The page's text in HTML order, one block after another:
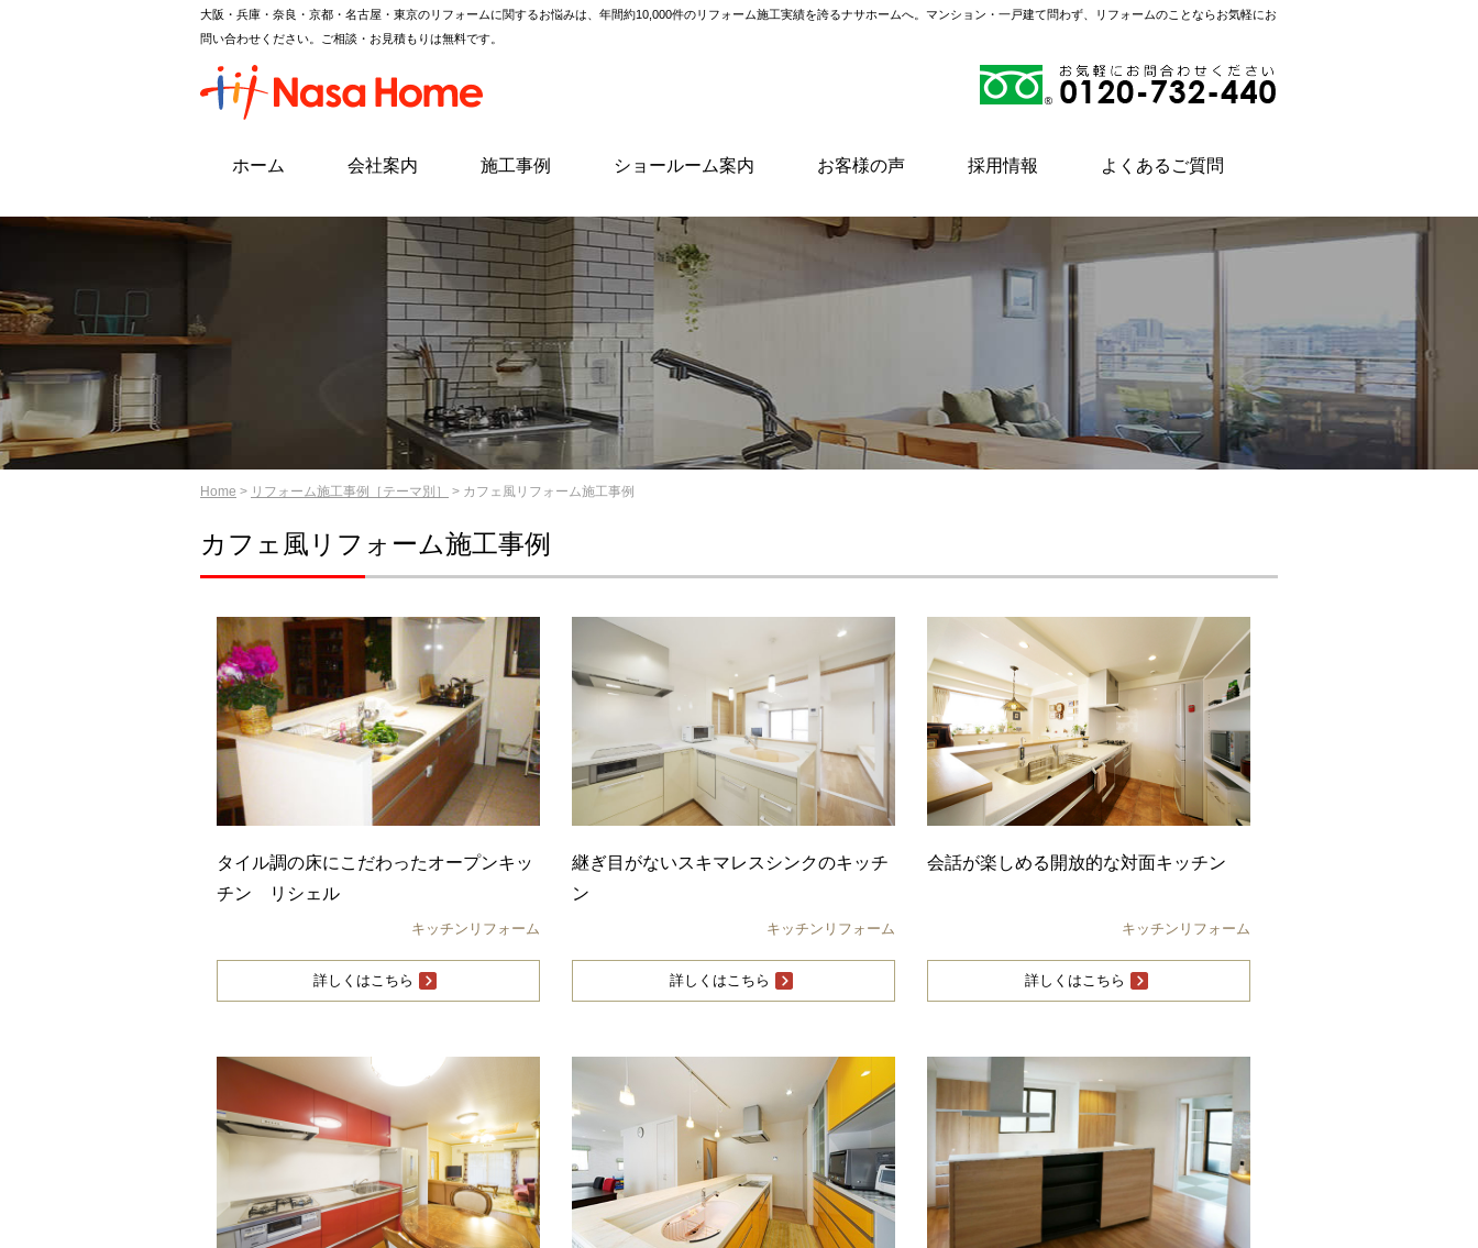
大阪・兵庫・奈良・京都・名古屋・東京のリフォームに関するお悩みは、年間約10,000件のリフォーム施工実績を誇るナサホームへ。マンション・一戸建て問わず、リフォームのことならお気軽にお
問い合わせください。ご相談・お見積もりは無料です。
ホーム 会社案内 施工事例 ショールーム案内 お客様の声 採用情報 よくあるご質問
Home > リフォーム施工事例［テーマ別］ > カフェ風リフォーム施工事例
カフェ風リフォーム施工事例
タイル調の床にこだわったオープンキッ
チン リシェル
キッチンリフォーム
詳しくはこちら
継ぎ目がないスキマレスシンクのキッチ
ン
キッチンリフォーム
詳しくはこちら
会話が楽しめる開放的な対面キッチン
キッチンリフォーム
詳しくはこちら